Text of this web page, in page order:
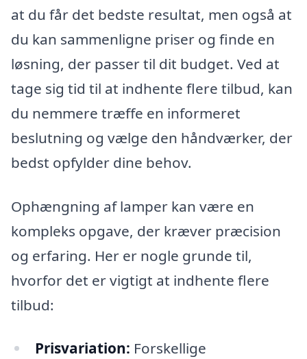
at du får det bedste resultat, men også at
du kan sammenligne priser og finde en
løsning, der passer til dit budget. Ved at
tage sig tid til at indhente flere tilbud, kan
du nemmere træffe en informeret
beslutning og vælge den håndværker, der
bedst opfylder dine behov.
Ophængning af lamper kan være en
kompleks opgave, der kræver præcision
og erfaring. Her er nogle grunde til,
hvorfor det er vigtigt at indhente flere
tilbud:
Prisvariation: Forskellige